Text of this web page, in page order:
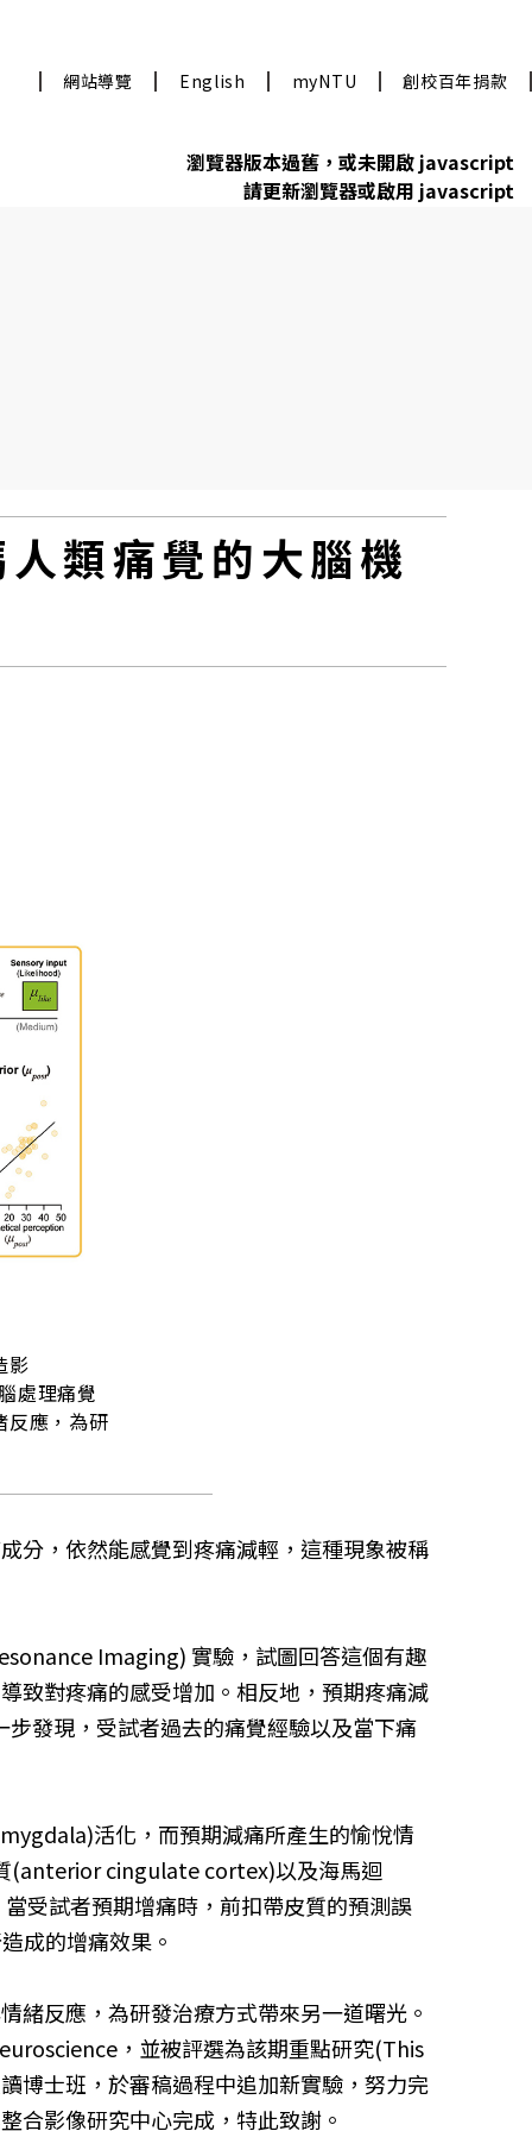
網站導覽 English myNTU 創校百年捐款
瀏覽器版本過舊，或未開啟 javascript
請更新瀏覽器或啟用 javascript
類痛覺的大腦機
影
處理痛覺
反應，為研
分，依然能感覺到疼痛減輕，這種現象被稱
Imaging) 實驗，試圖回答這個有趣
致對疼痛的感受增加。相反地，預期疼痛減
發現，受試者過去的痛覺經驗以及當下痛
活化，而預期減痛所產生的愉悅情
(anterior cingulate cortex)以及海馬迴
受試者預期增痛時，前扣帶皮質的預測誤
成的增痛效果。
緒反應，為研發治療方式帶來另一道曙光。
，並被評選為該期重點研究(This
博士班，於審稿過程中追加新實驗，努力完
合影像研究中心完成，特此致謝。